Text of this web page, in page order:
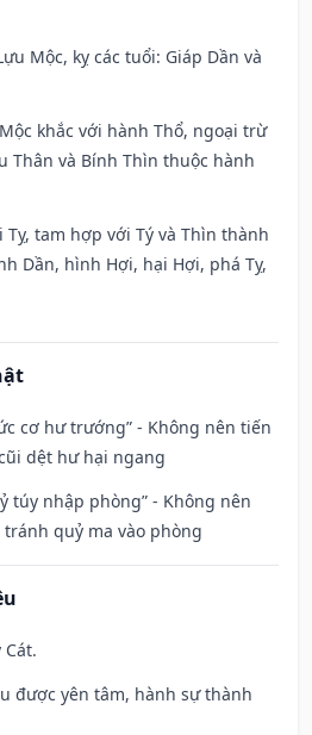
Mộc, kỵ các tuổi: Giáp Dần và
khắc với hành Thổ, ngoại trừ
Thân và Bính Thìn thuộc hành
tam hợp với Tý và Thìn thành
Dần, hình Hợi, hại Hợi, phá Tỵ,
cơ hư trướng” - Không nên tiến
dệt hư hại ngang
túy nhập phòng” - Không nên
quỷ ma vào phòng
được yên tâm, hành sự thành